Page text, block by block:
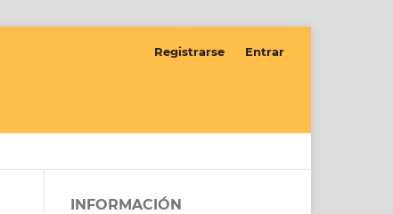
Registrarse Entrar
INFORMACIÓN